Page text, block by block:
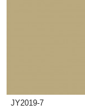
JY2019-7